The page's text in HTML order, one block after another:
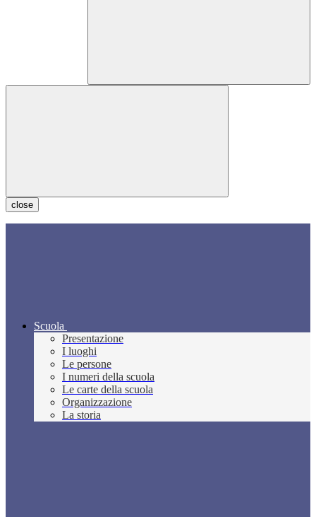
close
Scuola
Presentazione
I luoghi
Le persone
I numeri della scuola
Le carte della scuola
Organizzazione
La storia